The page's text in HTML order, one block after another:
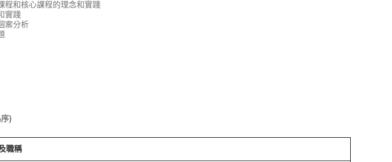
程和核心課程的理念和實踐
實踐
案分析
)
職稱